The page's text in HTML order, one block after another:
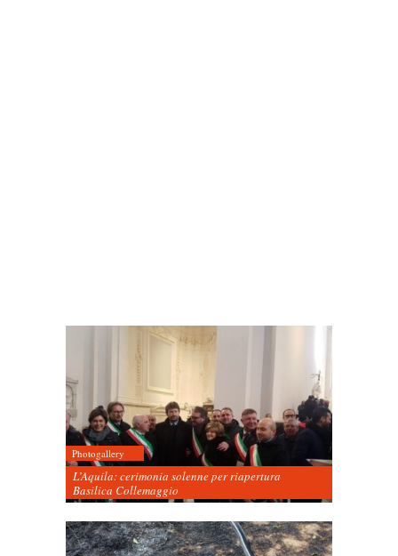
Photogallery
L’Aquila: cerimonia solenne per riapertura
Basilica Collemaggio